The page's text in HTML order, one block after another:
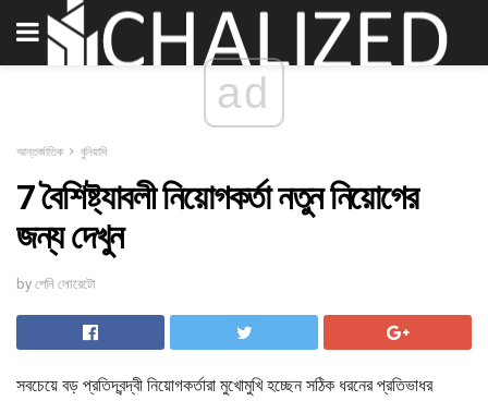
ad
আন্তর্জাতিক বুনিয়াদি
7 বৈশিষ্ট্যাবলী নিয়োগকর্তা নতুন নিয়োগের
জন্য দেখুন
by পেনি লোরেটো
সবচেয়ে বড় প্রতিদ্বন্দ্বী নিয়োগকর্তারা মুখোমুখি হচ্ছেন সঠিক ধরনের প্রতিভাধর